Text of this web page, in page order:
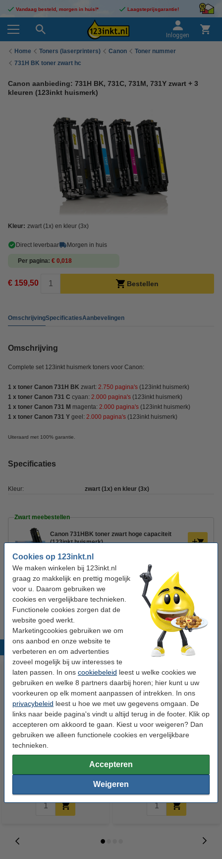
Cookies op 123inkt.nl
We maken winkelen bij 123inkt.nl
graag zo makkelijk en prettig mogelijk
voor u. Daarom gebruiken we
cookies en vergelijkbare technieken.
Functionele cookies zorgen dat de
website goed werkt.
Marketingcookies gebruiken we om
ons aanbod en onze website te
verbeteren en om advertenties
zoveel mogelijk bij uw interesses te
laten passen. In ons cookiebeleid leest u welke cookies we
gebruiken en welke 8 partners daarbij horen; hier kunt u uw
voorkeuren op elk moment aanpassen of intrekken. In ons
privacybeleid leest u hoe we met uw gegevens omgaan. De
links naar beide pagina's vindt u altijd terug in de footer. Klik op
accepteren om akkoord te gaan. Kiest u voor weigeren? Dan
gebruiken we alleen functionele cookies en vergelijkbare
technieken.
Accepteren
Weigeren
Vandaag besteld, morgen in huis!* Laagsteprijsgarantie!
Inloggen
Home Toners (laserprinters) Canon
Toner nummer
731H BK toner zwart hc
Canon aanbieding: 731H BK, 731C, 731M, 731Y zwart + 3
kleuren (123inkt huismerk)
Kleur: zwart (1x) en kleur (3x)
Direct leverbaar Morgen in huis
Per pagina € 0,018
€ 159,50 Bestellen
OmschrijvingSpecificatiesAanbevelingen
Omschrijving
Complete set 123inkt huismerk toners voor Canon:
1 x toner Canon 731H BK zwart: 2.750 pagina's (123inkt huismerk)
1 x toner Canon 731 C cyaan: 2.000 pagina's (123inkt huismerk)
1 x toner Canon 731 M magenta: 2.000 pagina's (123inkt huismerk)
1 x toner Canon 731 Y geel: 2.000 pagina's (123inkt huismerk)
Uiteraard met 100% garantie.
Specificaties
Kleur: zwart (1x) en kleur (3x)
Zwart meebestellen
Canon 731HBK toner zwart hoge capaciteit
(123inkt huismerk)
Tip: papier meebestellen
123inkt kopieerpapier 1 doos van 2.500 vel A4 -
80 grams FSC® Mix Credit
€ 33,50
Populaire producten
Canon 731HBK toner zwart
€ 42,50 Incl. 21% btw € 14,95 Incl. 21% btw